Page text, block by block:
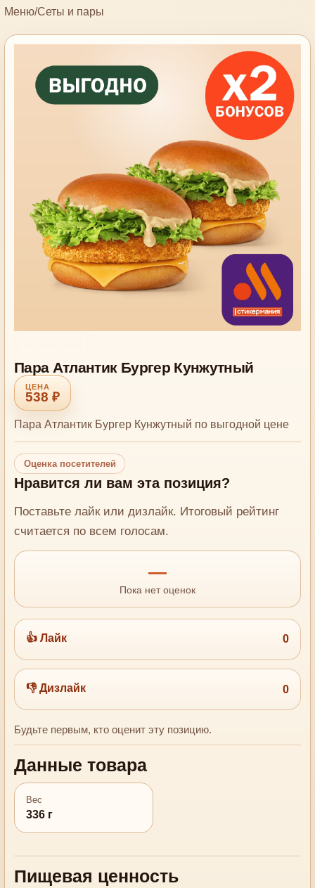
Меню/Сеты и пары
Пара Атлантик Бургер Кунжутный
538 ₽
Пара Атлантик Бургер Кунжутный по выгодной цене
Оценка посетителей
Нравится ли вам эта позиция?
Поставьте лайк или дизлайк. Итоговый рейтинг
считается по всем голосам.
—
Пока нет оценок
👍 Лайк 0
👎 Дизлайк 0
Будьте первым, кто оценит эту позицию.
Данные товара
Вес
336 г
Пищевая ценность